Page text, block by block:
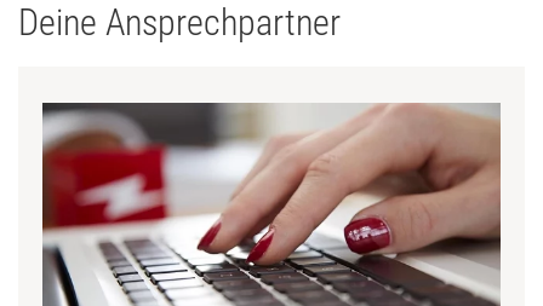
Deine Ansprechpartner